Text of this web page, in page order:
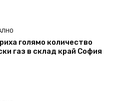
голямо количество
газ в склад край София